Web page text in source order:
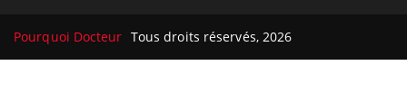
Pourquoi Docteur Tous droits réservés, 2026